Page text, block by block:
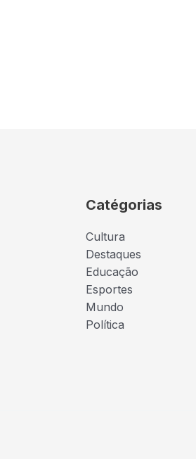
Catégorias
Cultura
Destaques
Educação
Esportes
Mundo
Política